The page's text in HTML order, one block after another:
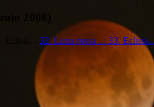
2008)
32. Luna rossa ... 33.